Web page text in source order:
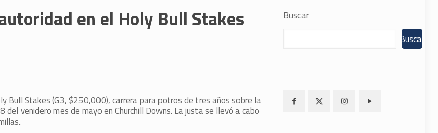
en el Holy Bull Stakes
Bull Stakes (G3, $250,000), carrera para potros de tres años sobre la
venidero mes de mayo en Churchill Downs. La justa se llevó a cabo
Buscar
Buscar